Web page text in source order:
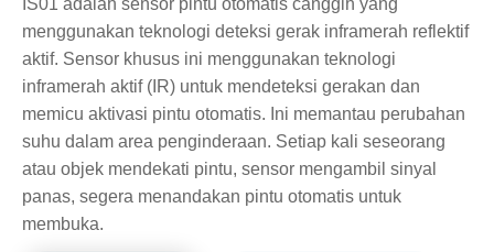
IS01 adalah sensor pintu otomatis canggih yang
menggunakan teknologi deteksi gerak inframerah reflektif
aktif. Sensor khusus ini menggunakan teknologi
inframerah aktif (IR) untuk mendeteksi gerakan dan
memicu aktivasi pintu otomatis. Ini memantau perubahan
suhu dalam area penginderaan. Setiap kali seseorang
atau objek mendekati pintu, sensor mengambil sinyal
panas, segera menandakan pintu otomatis untuk
membuka.